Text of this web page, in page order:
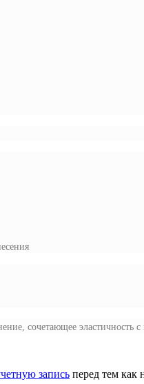
сочетающее
запись перед тем как